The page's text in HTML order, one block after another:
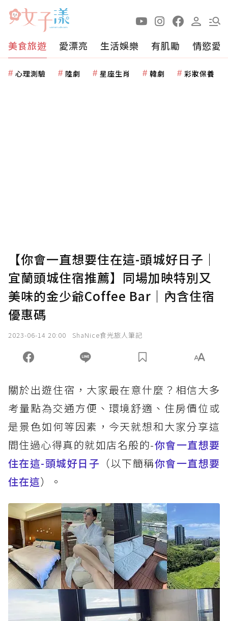
美食旅遊 愛漂亮 生活娛樂 有肌勵 情慾愛
心理測驗 陸劇 星座生肖 韓劇 彩妝保養
【你會一直想要住在這-頭城好日子｜
宜蘭頭城住宿推薦】同場加映特別又
美味的金少爺Coffee Bar｜內含住宿
優惠碼
2023-06-14 20:00 ShaNice食光旅人筆記
關於出遊住宿，大家最在意什麼？相信大多
考量點為交通方便、環境舒適、住房價位或
是景色如何等因素，今天就想和大家分享這
間住過心得真的就如店名般的-你會一直想要
住在這-頭城好日子 （以下簡稱你會一直想要
住在這）。